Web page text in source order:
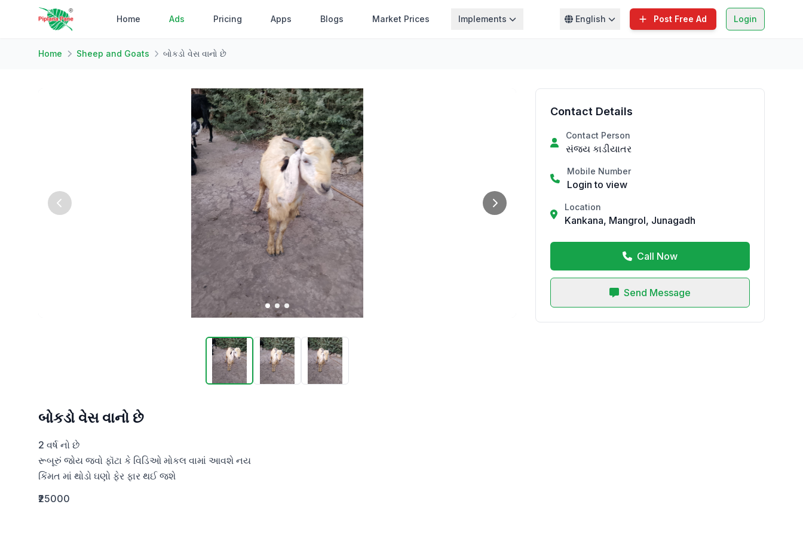
Home Ads Pricing Apps Blogs Market Prices Implements English Post Free Ad Login
Home Sheep and Goats બોકડો વેસ વાનો છે
બોકડો વેસ વાનો છે
2 વર્ષ નો છે
રૂબૂરું જોય જવો ફૉટા કે વિડિઓ મોકલ વામાં આવશે નય
કિંમત માં થોડો ઘણો ફેર ફાર થઈ જશે
₹25000
Contact Details
Contact Person
સંજય કાડીયાતર
Mobile Number
Login to view
Location
Kankana, Mangrol, Junagadh
Call Now
Send Message